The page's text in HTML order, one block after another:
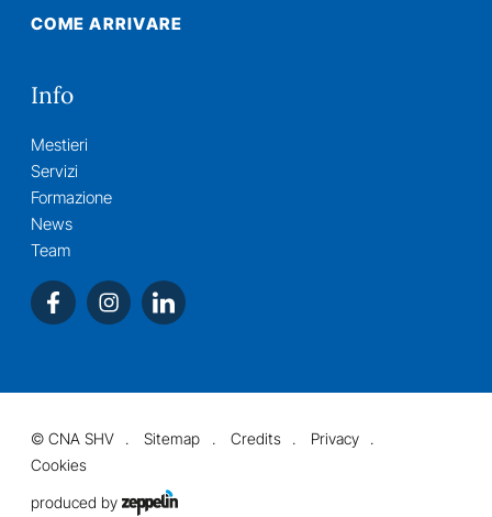
COME ARRIVARE
Info
Mestieri
Servizi
Formazione
News
Team
©CNA SHV Sitemap Credits
Privacy
Cookies
produced by